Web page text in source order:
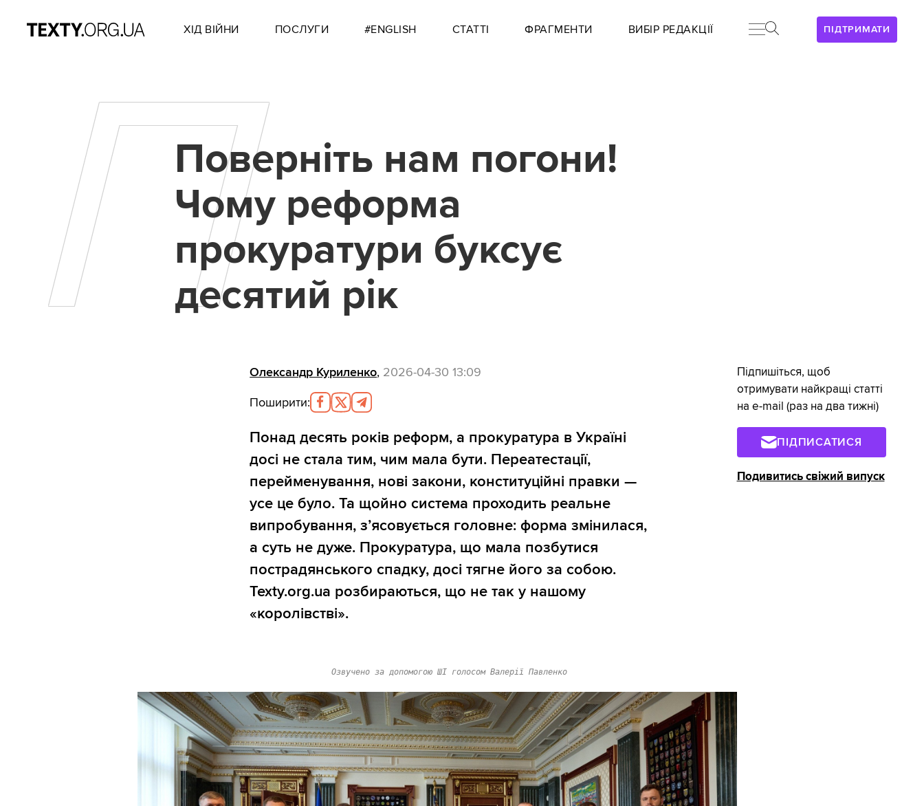
ПІДТРИМАТИ
ХІД ВІЙНИ ПОСЛУГИ #ENGLISH СТАТТІ ФРАГМЕНТИ ВИБІР РЕДАКЦІЇ
ППоверніть нам погони!
Чому реформа
прокуратури буксує
десятий рік
Олександр Куриленко, 2026-04-30 13:09
Поширити:
Понад десять років реформ, а прокуратура в Україні
досі не стала тим, чим мала бути. Переатестації,
перейменування, нові закони, конституційні правки —
усе це було. Та щойно система проходить реальне
випробування, з’ясовується головне: форма змінилася,
а суть не дуже. Прокуратура, що мала позбутися
пострадянського спадку, досі тягне його за собою.
Texty.org.ua розбираються, що не так у нашому
«королівстві».
Озвучено за допомогою ШІ голосом Валерії Павленко
Підпишіться, щоб
отримувати найкращі статті
на e-mail (раз на два тижні)
ПІДПИСАТИСЯ
Подивитись свіжий випуск